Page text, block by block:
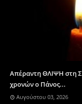
Απέραντη ΘΛΙΨΗ στη
χρονών ο Πάνος...
Αυγούστου 03, 2026